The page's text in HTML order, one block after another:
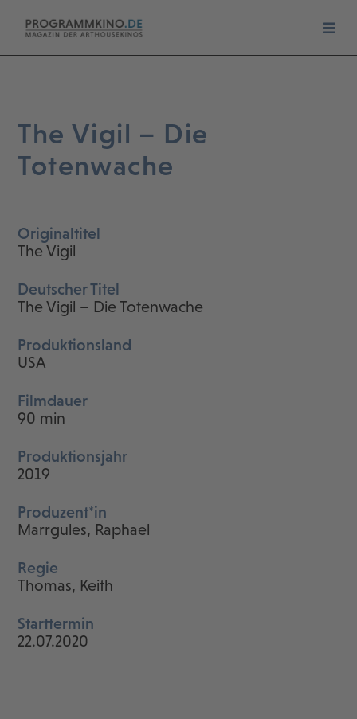
The Vigil – Die
Totenwache
Originaltitel
The Vigil
Deutscher Titel
The Vigil – Die Totenwache
Produktionsland
USA
Filmdauer
90 min
Produktionsjahr
2019
Produzent*in
Marrgules, Raphael
Regie
Thomas, Keith
Starttermin
22.07.2020